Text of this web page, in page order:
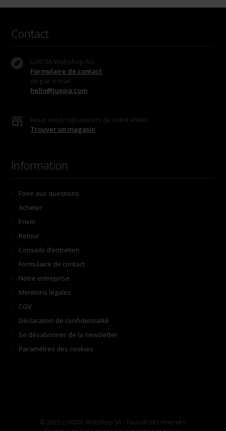
Contact
LUXOIA Webshop AG
Formulaire de contact
ou par e-mail
hello@luxoia.com
Nous nous réjouissons de votre visite!
Trouver un magasin
Information
Foire aux questions
Acheter
Envoi
Retour
Conseils d’entretien
Formulaire de contact
Notre entreprise
Mentions légales
CGV
Déclaration de confidentialité
Se désabonner de la newsletter
Paramètres des cookies
© 2025 LUXOIA Webshop SA · Tous droits réservés.